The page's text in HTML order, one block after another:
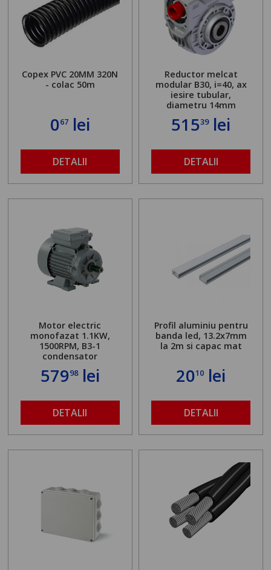
Copex PVC 20MM 320N
- colac 50m
067lei
DETALII
Reductor melcat
modular B30, i=40, ax
iesire tubular,
diametru 14mm
51539lei
DETALII
Motor electric
monofazat 1.1KW,
1500RPM, B3-1
condensator
57998lei
DETALII
Profil aluminiu pentru
banda led, 13.2x7mm
la 2m si capac mat
2010 lei
DETALII